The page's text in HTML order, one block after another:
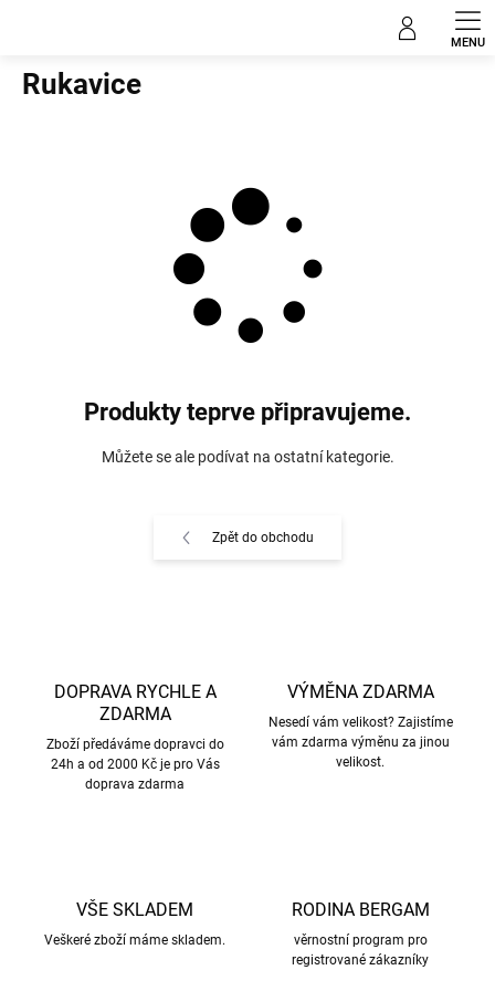
Rukavice
Produkty teprve připravujeme.
Můžete se ale podívat na ostatní kategorie.
Zpět do obchodu
DOPRAVA RYCHLE A
ZDARMA
Zboží předáváme dopravci do
24h a od 2000 Kč je pro Vás
doprava zdarma
VÝMĚNA ZDARMA
Nesedí vám velikost? Zajistíme
vám zdarma výměnu za jinou
velikost.
VŠE SKLADEM
Veškeré zboží máme skladem.
RODINA BERGAM
věrnostní program pro
registrované zákazníky